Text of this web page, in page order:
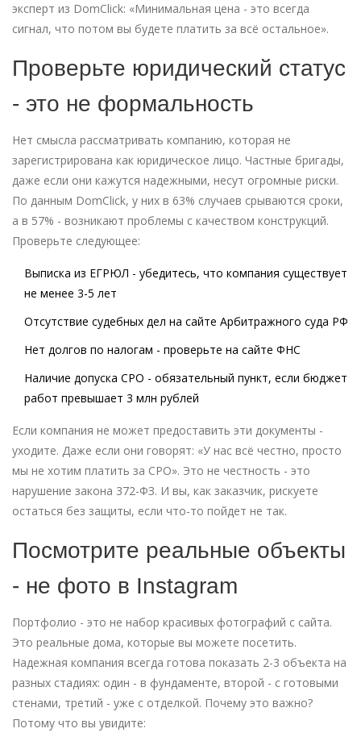
эксперт из DomClick: «Минимальная цена - это всегда
сигнал, что потом вы будете платить за всё остальное».
Проверьте юридический статус
- это не формальность
Нет смысла рассматривать компанию, которая не
зарегистрирована как юридическое лицо. Частные бригады,
даже если они кажутся надежными, несут огромные риски.
По данным DomClick, у них в 63% случаев срываются сроки,
а в 57% - возникают проблемы с качеством конструкций.
Проверьте следующее:
Выписка из ЕГРЮЛ - убедитесь, что компания существует
не менее 3-5 лет
Отсутствие судебных дел на сайте Арбитражного суда РФ
Нет долгов по налогам - проверьте на сайте ФНС
Наличие допуска СРО - обязательный пункт, если бюджет
работ превышает 3 млн рублей
Если компания не может предоставить эти документы -
уходите. Даже если они говорят: «У нас всё честно, просто
мы не хотим платить за СРО». Это не честность - это
нарушение закона 372-ФЗ. И вы, как заказчик, рискуете
остаться без защиты, если что-то пойдет не так.
Посмотрите реальные объекты
- не фото в Instagram
Портфолио - это не набор красивых фотографий с сайта.
Это реальные дома, которые вы можете посетить.
Надежная компания всегда готова показать 2-3 объекта на
разных стадиях: один - в фундаменте, второй - с готовыми
стенами, третий - уже с отделкой. Почему это важно?
Потому что вы увидите: